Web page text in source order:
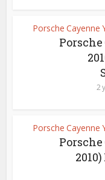
Porsche Cayenne
Porsche
2
Porsche Cayenne
Porsche